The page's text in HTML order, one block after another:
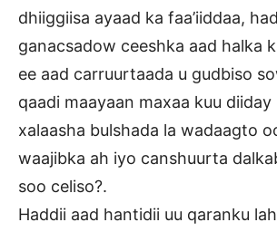
dhiiggiisa ayaad ka faa’iiddaa,
ganacsadow ceeshka aad halka
ee aad carruurtaada u gudbiso
qaadi maayaan maxaa kuu diiday
xalaasha bulshada la wadaagto
waajibka ah iyo canshuurta
soo celiso?.
Haddii aad hantidii uu qaranku